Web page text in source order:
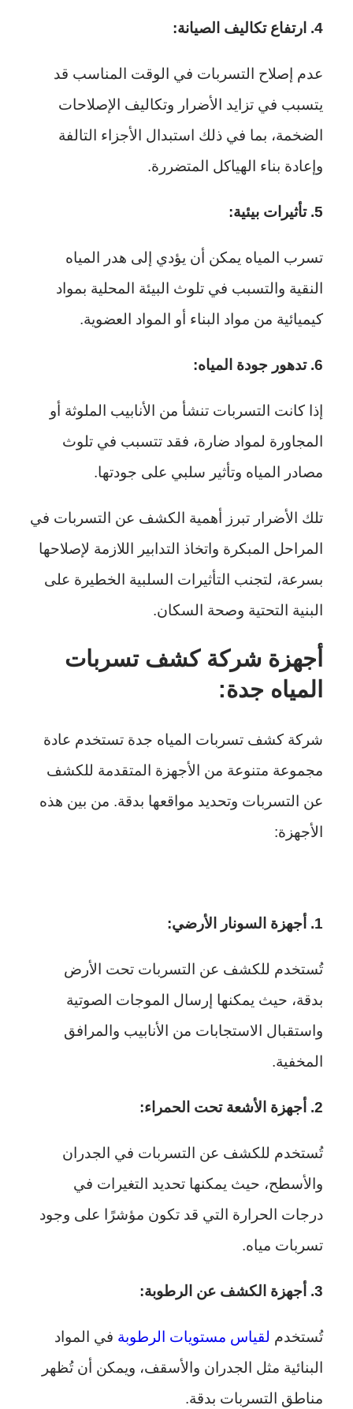
4. ارتفاع تكاليف الصيانة:
عدم إصلاح التسربات في الوقت المناسب قد
يتسبب في تزايد الأضرار وتكاليف الإصلاحات
الضخمة، بما في ذلك استبدال الأجزاء التالفة
وإعادة بناء الهياكل المتضررة.
5. تأثيرات بيئية:
تسرب المياه يمكن أن يؤدي إلى هدر المياه
النقية والتسبب في تلوث البيئة المحلية بمواد
كيميائية من مواد البناء أو المواد العضوية.
6. تدهور جودة المياه:
إذا كانت التسربات تنشأ من الأنابيب الملوثة أو
المجاورة لمواد ضارة، فقد تتسبب في تلوث
مصادر المياه وتأثير سلبي على جودتها.
تلك الأضرار تبرز أهمية الكشف عن التسربات في
المراحل المبكرة واتخاذ التدابير اللازمة لإصلاحها
بسرعة، لتجنب التأثيرات السلبية الخطيرة على
البنية التحتية وصحة السكان.
أجهزة شركة كشف تسربات
المياه جدة:
شركة كشف تسربات المياه جدة تستخدم عادة
مجموعة متنوعة من الأجهزة المتقدمة للكشف
عن التسربات وتحديد مواقعها بدقة. من بين هذه
الأجهزة:
1. أجهزة السونار الأرضي:
تُستخدم للكشف عن التسربات تحت الأرض
بدقة، حيث يمكنها إرسال الموجات الصوتية
واستقبال الاستجابات من الأنابيب والمرافق
المخفية.
2. أجهزة الأشعة تحت الحمراء:
تُستخدم للكشف عن التسربات في الجدران
والأسطح، حيث يمكنها تحديد التغيرات في
درجات الحرارة التي قد تكون مؤشرًا على وجود
تسربات مياه.
3. أجهزة الكشف عن الرطوبة:
تُستخدم لقياس مستويات الرطوبة في المواد
البنائية مثل الجدران والأسقف، ويمكن أن تُظهر
مناطق التسربات بدقة.